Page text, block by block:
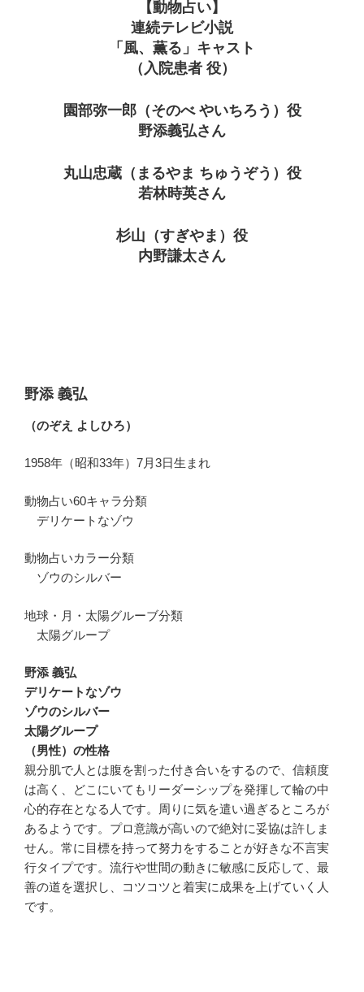
【動物占い】
連続テレビ小説
「風、薫る」キャスト
（入院患者 役）
園部弥一郎（そのべ やいちろう）役
野添義弘さん
丸山忠蔵（まるやま ちゅうぞう）役
若林時英さん
杉山（すぎやま）役
内野謙太さん
野添 義弘
（のぞえ よしひろ）
1958年（昭和33年）7月3日生まれ
動物占い60キャラ分類
デリケートなゾウ
動物占いカラー分類
ゾウのシルバー
地球・月・太陽グルーブ分類
太陽グループ
野添 義弘
デリケートなゾウ
ゾウのシルバー
太陽グループ
（男性）の性格
親分肌で人とは腹を割った付き合いをするので、信頼度
は高く、どこにいてもリーダーシップを発揮して輪の中
心的存在となる人です。周りに気を遣い過ぎるところが
あるようです。プロ意識が高いので絶対に妥協は許しま
せん。常に目標を持って努力をすることが好きな不言実
行タイプです。流行や世間の動きに敏感に反応して、最
善の道を選択し、コツコツと着実に成果を上げていく人
です。